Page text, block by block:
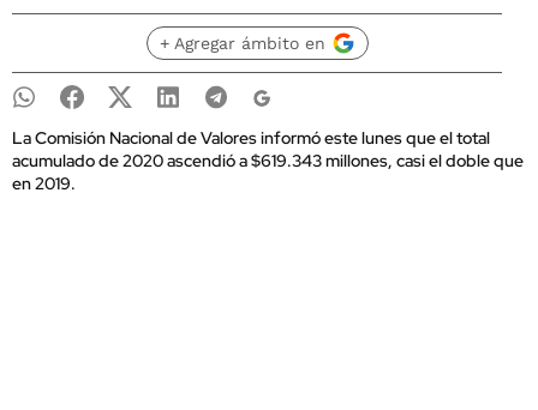
+ Agregar ámbito en
La Comisión Nacional de Valores informó este lunes que el total
acumulado de 2020 ascendió a $619.343 millones, casi el doble que
en 2019.